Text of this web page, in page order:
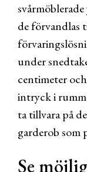
de förvandlas
under
centimeter
intryck i
ta tillvara på
garderob som
Se